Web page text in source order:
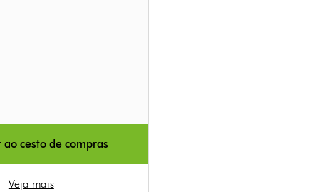
ao cesto de compras
Veja mais